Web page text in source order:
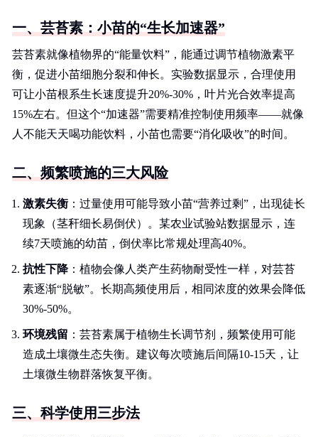
一、芸苔素：小苗的“生长加速器”
芸苔素就像植物界的“能量饮料”，能通过调节植物激素平
衡，促进小苗细胞分裂和伸长。实验数据显示，合理使用
可让小苗根系生长速度提升20%-30%，叶片光合效率提高
15%左右。但这个“加速器”需要精准控制使用频率——就像
人不能天天喝功能饮料，小苗也需要“消化吸收”的时间。
二、频繁喷施的三大风险
激素失衡 ：过量使用可能导致小苗“营养过剩”，出现徒长
现象（茎秆细长易倒伏）。某农业试验站数据显示，连
续7天喷施的幼苗，倒伏率比常规处理高40%。
抗性下降：植物会像人类产生药物耐受性一样，对芸苔
素逐渐“脱敏”。长期高频使用后，相同浓度的效果会降低
30%-50%。
环境残留 ：芸苔素属于植物生长调节剂，频繁使用可能
造成土壤微生态失衡。建议每次喷施后间隔10-15天，让
土壤微生物群落恢复平衡。
三、科学使用三步法